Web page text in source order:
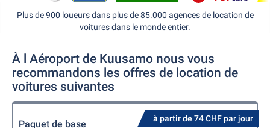
Plus de 900 loueurs dans plus de 85.000 agences de location de
voitures dans le monde entier.
À l Aéroport de Kuusamo nous vous
recommandons les offres de location de
voitures suivantes
à partir de 74 CHF par jour
Paquet de base